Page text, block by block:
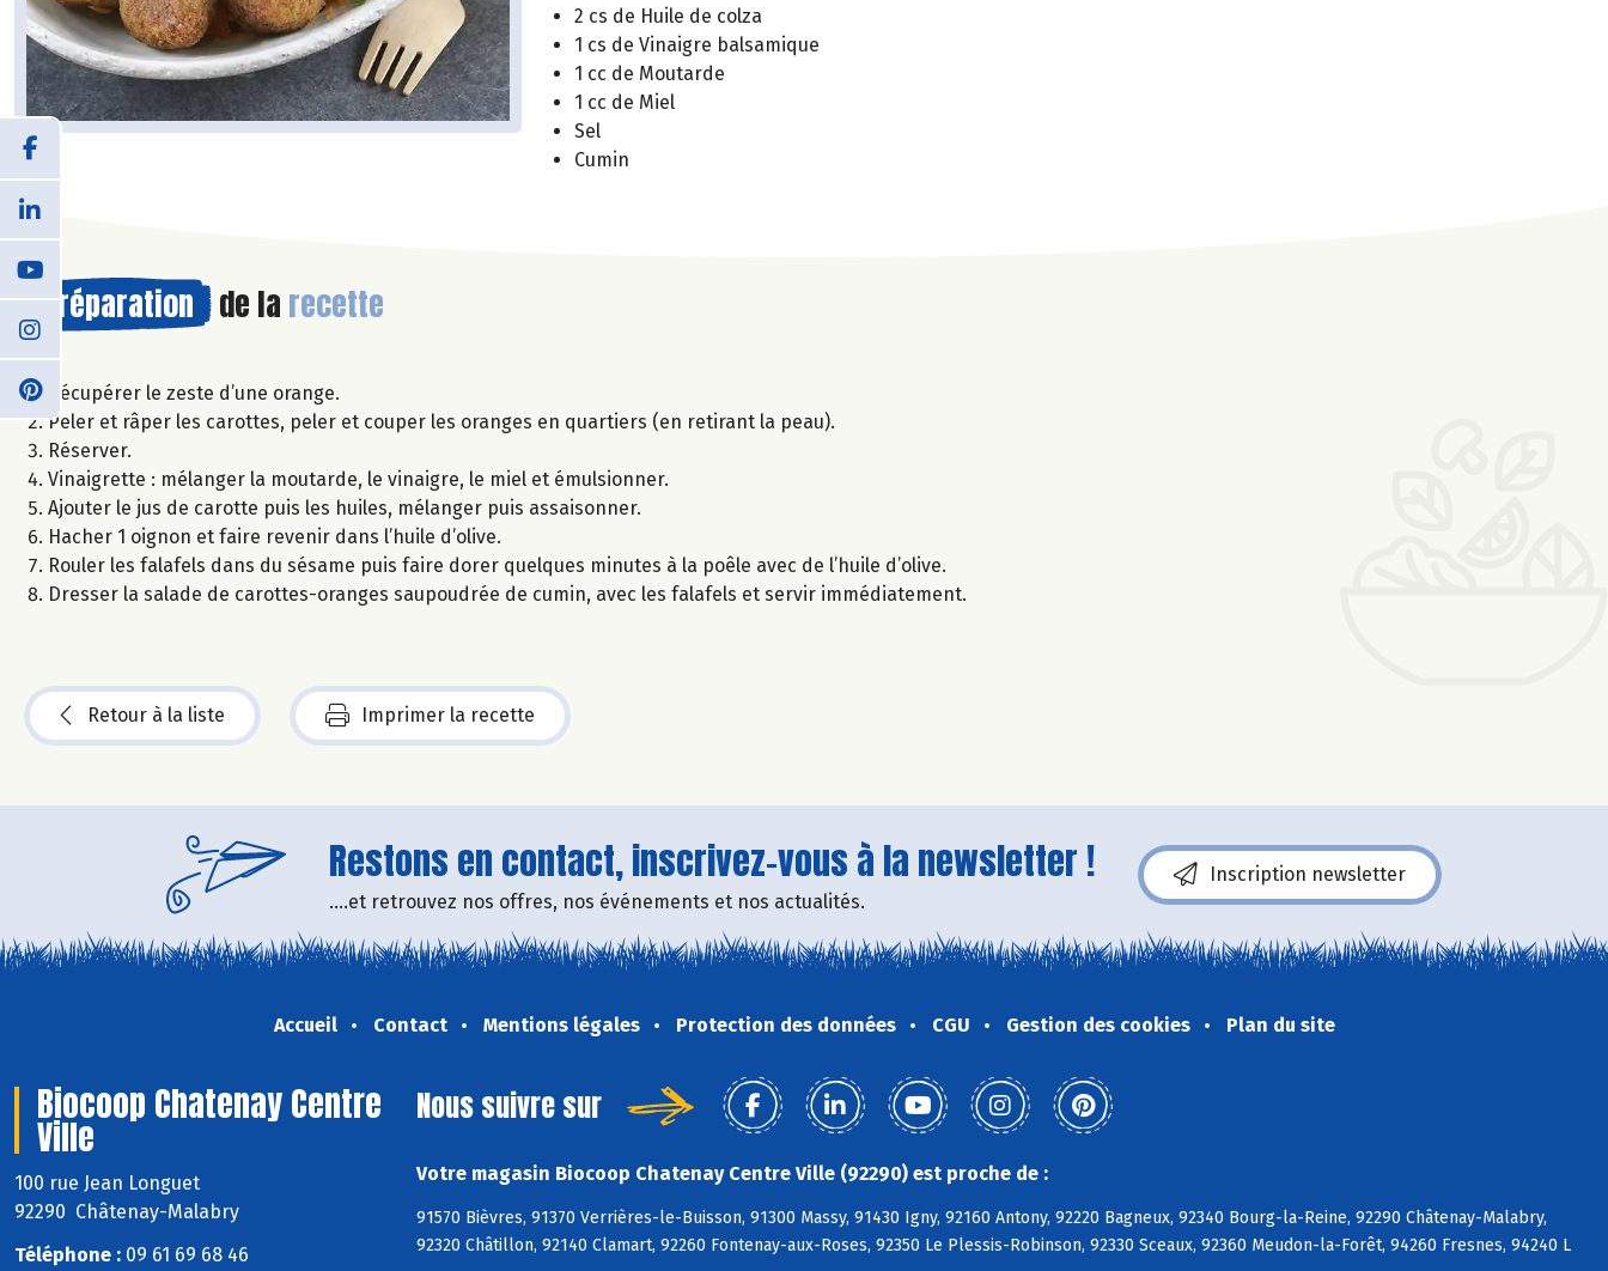
2 cs de Huile de colza
1 cs de Vinaigre balsamique
1 cc de Moutarde
1 cc de Miel
Sel
Cumin
Préparation de la recette
Récupérer le zeste d’une orange.
Peler et râper les carottes, peler et couper les oranges en quartiers (en retirant la peau).
Réserver.
Vinaigrette : mélanger la moutarde, le vinaigre, le miel et émulsionner.
Ajouter le jus de carotte puis les huiles, mélanger puis assaisonner.
Hacher 1 oignon et faire revenir dans l’huile d’olive.
Rouler les falafels dans du sésame puis faire dorer quelques minutes à la poêle avec de l’huile d’olive.
Dresser la salade de carottes-oranges saupoudrée de cumin, avec les falafels et servir immédiatement.
Retour à la liste Imprimer la recette
Restons en contact, inscrivez-vous à la newsletter !
....et retrouvez nos offres, nos événements et nos actualités.
Inscription newsletter
Accueil Contact Mentions légales Protection des données CGU Gestion des cookies Plan du site
Biocoop Chatenay Centre
Ville
100 rue Jean Longuet
92290 Châtenay-Malabry
Téléphone : 09 61 69 68 46
Nous suivre sur
Votre magasin Biocoop Chatenay Centre Ville (92290) est proche de :
91570 Bièvres, 91370 Verrières-le-Buisson, 91300 Massy, 91430 Igny, 92160 Antony, 92220 Bagneux, 92340 Bourg-la-Reine, 92290 Châtenay-Malabry,
92320 Châtillon, 92140 Clamart, 92260 Fontenay-aux-Roses, 92350 Le Plessis-Robinson, 92330 Sceaux, 92360 Meudon-la-Forêt, 94260 Fresnes, 94240 L